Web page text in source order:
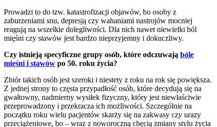
Prowadzi to do tzw. katastrofizacji objawów, bo osoby z
zaburzeniami snu, depresją czy wahaniami nastrojów mocniej
reagują na wszelkie dolegliwości. Dla nich nawet niewielki ból
mięśni czy stawów jest bardzo nieprzyjemny i dokuczliwy.
Czy istnieją specyficzne grupy osób, które odczuwają bóle
mięśni i stawów po 50. roku życia?
Zbiór takich osób jest szeroki i niestety z roku na rok się powiększa.
Z jednej strony to częsta przypadłość osób, które decydują się na
gwałtowny, nadmierny wysiłek fizyczny, który jest niewłaściwie
przeprowadzony i przekracza ich możliwości. Szczególnie na
początku roku wielu pacjentów skarży się na zakwasy czy urazy
przeciążeniowe, bo – wraz z noworoczną chęcią zmiany stylu życia